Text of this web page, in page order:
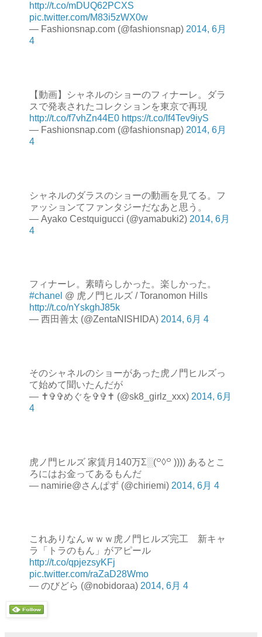
http://t.co/mDUQ62PCXS
pic.twitter.com/M83i5zWX0w
— Fashionsnap.com (@fashionsnap) 2014, 6月
4
【動画】シャネルのショーのフィナーレ。ダラ
スで発表されたコレクションを東京で再現
http://t.co/f7vhZn44E0 https://t.co/If4Tev9iyS
— Fashionsnap.com (@fashionsnap) 2014, 6月
4
シャネルのダラスのショーの動画を見てる。フ
ァッションてファンタジーだなあと思う。
— Ayako Cestquigucci (@yamabuki2) 2014, 6月
4
フィナーレ。素晴らしかった。楽しかった。
#chanel @ 虎ノ門ヒルズ / Toranomon Hills
http://t.co/nYskghJ85k
— 西田善太 (@ZentaNISHIDA) 2014, 6月 4
そのシャネルのショーがあった虎ノ門ヒルズっ
て始めて聞いたんだが
— ✝✞✞めぐを✞✞✝ (@sk8_girlz_xxx) 2014, 6月
4
虎ノ門ヒルズ 家賃月140万Σ░(꒪◊꒪ )))) あるとこ
ろにはお金ってあるもんだ
— namirie@さんぱず (@chiriemi) 2014, 6月 4
これありなんｗｗｗ虎ノ門ヒルズ完工 新キャ
ラ「トラのもん」がアピール
http://t.co/qpjezsyKFj
pic.twitter.com/raZaD28Wmo
— のびどら (@nobidoraa) 2014, 6月 4